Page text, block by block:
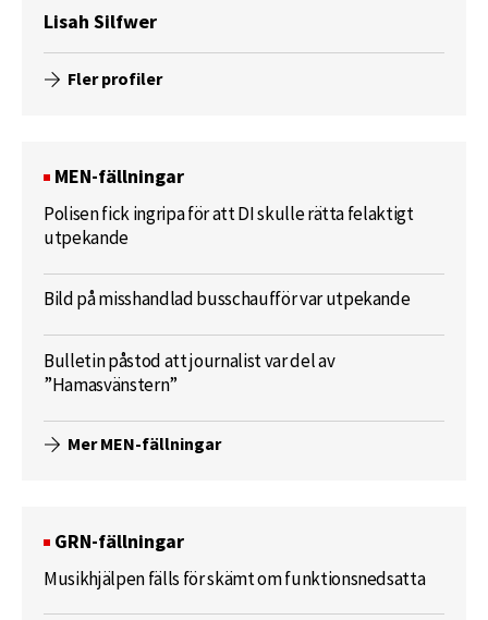
Lisah Silfwer
Fler profiler
MEN-fällningar
Polisen fick ingripa för att DI skulle rätta felaktigt
utpekande
Bild på misshandlad busschaufför var utpekande
Bulletin påstod att journalist var del av
”Hamasvänstern”
Mer MEN-fällningar
GRN-fällningar
Musikhjälpen fälls för skämt om funktionsnedsatta